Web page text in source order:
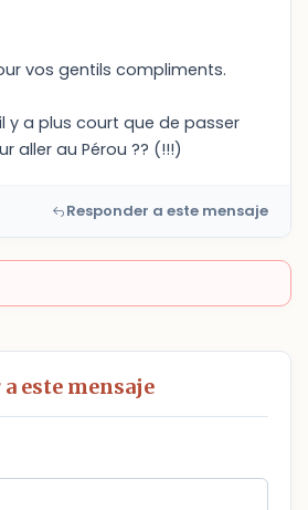
vos gentils compliments.
y a plus court que de passer
aller au Pérou ?? (!!!)
Responder a este mensaje
este mensaje